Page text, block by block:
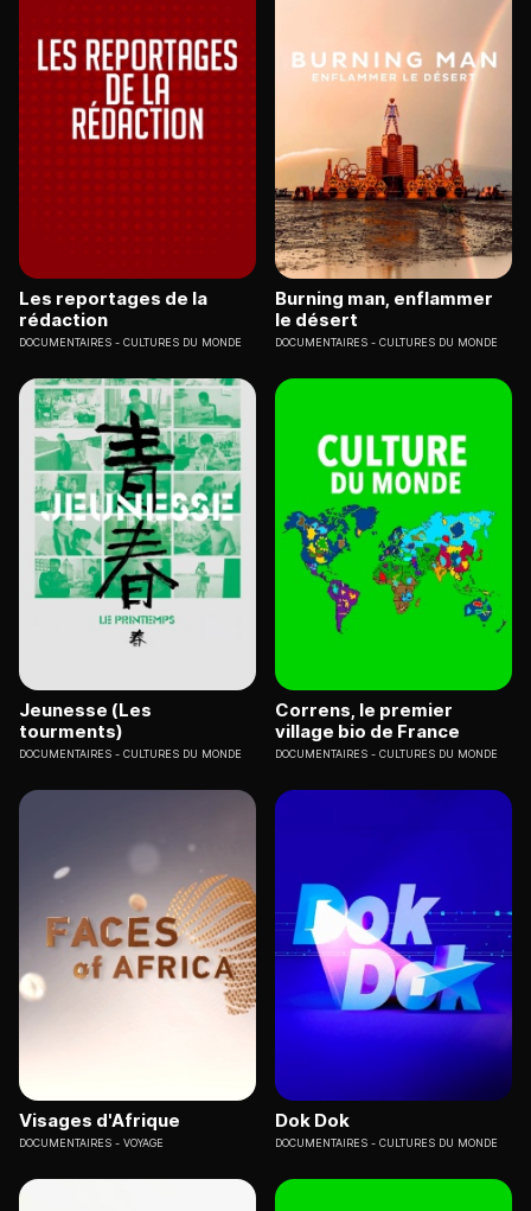
Les reportages de la
rédaction
DOCUMENTAIRES CULTURES DU MONDE
Burning man, enflammer
le désert
DOCUMENTAIRES CULTURES DU MONDE
Jeunesse (Les
tourments)
DOCUMENTAIRES CULTURES DU MONDE
Correns, le premier
village bio de France
DOCUMENTAIRES CULTURES DU MONDE
Visages d'Afrique
DOCUMENTAIRES VOYAGE
Dok Dok
DOCUMENTAIRES CULTURES DU MONDE